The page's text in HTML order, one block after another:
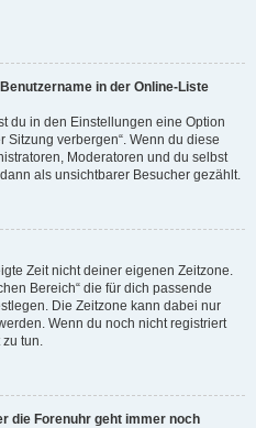
in der Online-Liste
du in den Einstellungen eine Option
Sitzung verbergen“. Wenn du diese
Moderatoren und du selbst
als unsichtbarer Besucher gezählt.
Zeit nicht deiner eigenen Zeitzone.
Bereich“ die für dich passende
Die Zeitzone kann dabei nur
Wenn du noch nicht registriert
zu tun.
die Forenuhr geht immer noch